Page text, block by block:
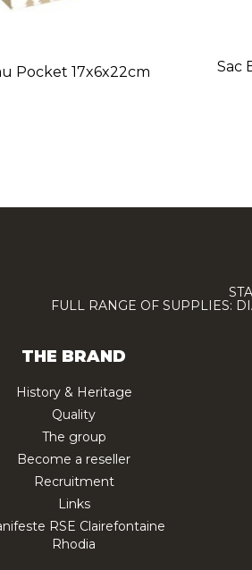
Pocket 17x6x22cm
Sac
FULL RANGE OF SUPPLIES:
THE BRAND
History & Heritage
Quality
The group
Become a reseller
Recruitment
Links
RSE Clairefontaine
Rhodia